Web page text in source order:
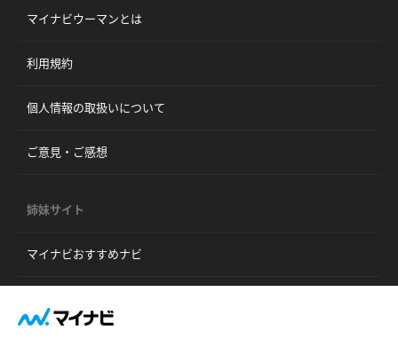
マイナビウーマンとは
利用規約
個人情報の取扱いについて
ご意見・ご感想
姉妹サイト
マイナビおすすめナビ